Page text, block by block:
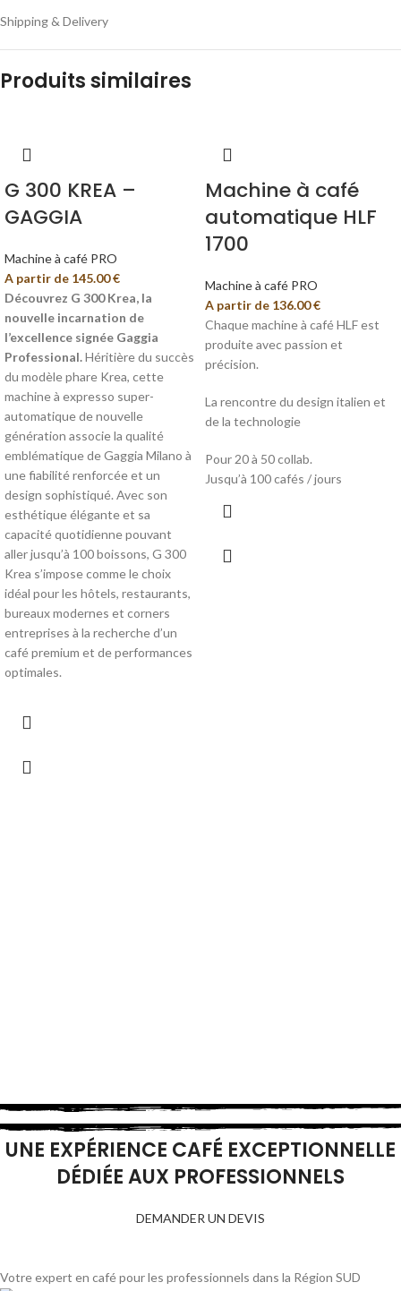
Shipping & Delivery
Produits similaires
G 300 KREA –
GAGGIA
Machine à café PRO
A partir de 145.00€
Découvrez G 300 Krea, la
nouvelle incarnation de
l’excellence signée Gaggia
Professional.Héritière du succès
du modèle phare Krea, cette
machine à expresso super-
automatique de nouvelle
génération associe la qualité
emblématique de Gaggia Milano à
une fiabilité renforcée et un
design sophistiqué. Avec son
esthétique élégante et sa
capacité quotidienne pouvant
aller jusqu’à 100 boissons, G 300
Krea s’impose comme le choix
idéal pour les hôtels, restaurants,
bureaux modernes et corners
entreprises à la recherche d’un
café premium et de performances
optimales.
Machine à café
automatique HLF
1700
Machine à café PRO
A partir de 136.00€
Chaque machine à café HLF est
produite avec passion et
précision.
La rencontre du design italien et
de la technologie
Pour 20 à 50 collab.
Jusqu’à 100 cafés / jours
UNE EXPÉRIENCE CAFÉ EXCEPTIONNELLE
DÉDIÉE AUX PROFESSIONNELS
DEMANDER UN DEVIS
Votre expert en café pour les professionnels dans la Région SUD